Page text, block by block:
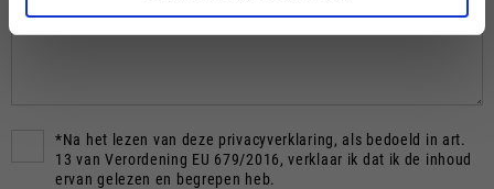
*Na het lezen van deze privacyverklaring, als bedoeld in art.
13 van Verordening EU 679/2016, verklaar ik dat ik de inhoud
ervan gelezen en begrepen heb.